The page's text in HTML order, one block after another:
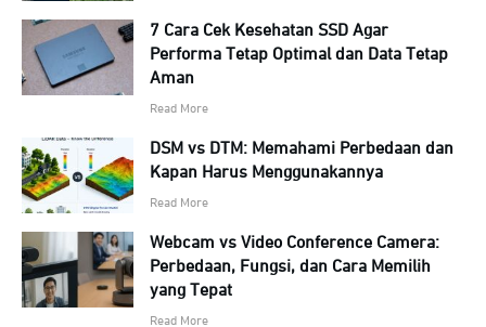
7 Cara Cek Kesehatan SSD Agar
Performa Tetap Optimal dan Data Tetap
Aman
Read More
DSM vs DTM: Memahami Perbedaan dan
Kapan Harus Menggunakannya
Read More
Webcam vs Video Conference Camera:
Perbedaan, Fungsi, dan Cara Memilih
yang Tepat
Read More